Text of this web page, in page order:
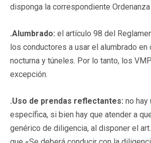
disponga la correspondiente
.Alumbrado: el artículo 98 del
los conductores a usar el alumbrado en
nocturna y túneles. Por lo tanto, los
excepción.
.Uso de prendas reflectantes: no hay
específica, si bien hay que atender a
genérico de diligencia, al disponer el